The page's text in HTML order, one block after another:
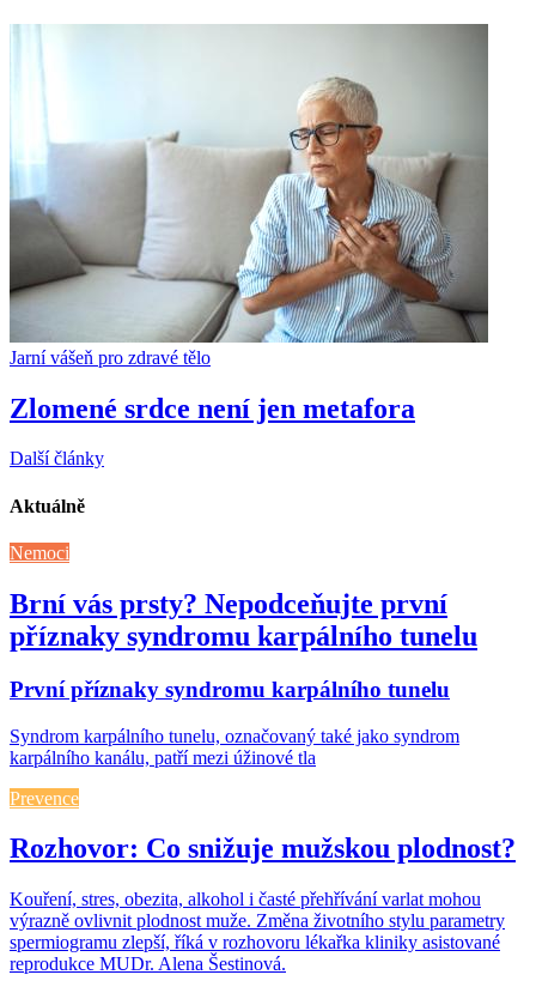
Jarní vášeň pro zdravé tělo
Zlomené srdce není jen metafora
Další články
Aktuálně
Nemoci
Brní vás prsty? Nepodceňujte první
příznaky syndromu karpálního tunelu
První příznaky syndromu karpálního tunelu
Syndrom karpálního tunelu, označovaný také jako syndrom
karpálního kanálu, patří mezi úžinové tla
Prevence
Rozhovor: Co snižuje mužskou plodnost?
Kouření, stres, obezita, alkohol i časté přehřívání varlat mohou
výrazně ovlivnit plodnost muže. Změna životního stylu parametry
spermiogramu zlepší, říká v rozhovoru lékařka kliniky asistované
reprodukce MUDr. Alena Šestinová.